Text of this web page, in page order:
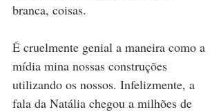
branca, coisas.
É cruelmente genial a maneira como a
mídia mina nossas construções
utilizando os nossos. Infelizmente, a
fala da Natália chegou a milhões de